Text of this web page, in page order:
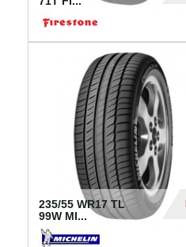
235/55 WR17 TL
99W MI...